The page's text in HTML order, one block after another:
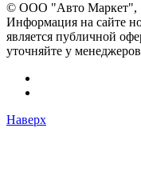
© OOO "Авто Маркет",
Информация на сайте
является публичной
уточняйте у
Наверх